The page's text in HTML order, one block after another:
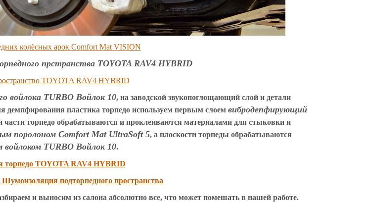
прстранства TOYOTA RAV4 HYBRID
войлока TURBO Войлок 10, на заводской звукопоглощающий слой и детали
демпфирования пластика торпедо используем первым слоем вибродепфирующий
торпедо обрабатываются и проклеиваются материалами для стыковки и
поролоном Comfort Mat UltraSoft 5, а плоскости торпеды обрабатываются
войлоком TURBO Войлок 10.
и выносим из салона абсолютно все, что может помешать в нашей работе.